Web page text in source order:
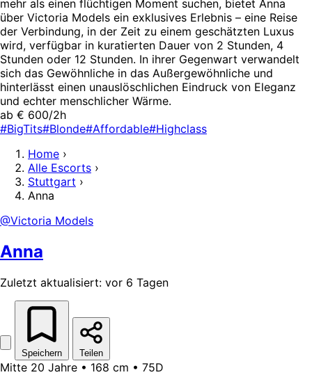
mehr als einen flüchtigen Moment suchen, bietet Anna
über Victoria Models ein exklusives Erlebnis – eine Reise
der Verbindung, in der Zeit zu einem geschätzten Luxus
wird, verfügbar in kuratierten Dauer von 2 Stunden, 4
Stunden oder 12 Stunden. In ihrer Gegenwart verwandelt
sich das Gewöhnliche in das Außergewöhnliche und
hinterlässt einen unauslöschlichen Eindruck von Eleganz
und echter menschlicher Wärme.
ab € 600/2h
#BigTits#Blonde#Affordable#Highclass
Home ›
Alle Escorts ›
Stuttgart ›
Anna
@Victoria Models
Anna
Zuletzt aktualisiert: vor 6 Tagen
Speichern Teilen
Mitte 20 Jahre • 168 cm • 75D